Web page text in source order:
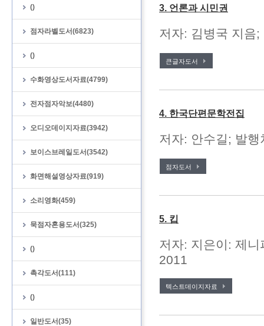
()
점자라벨도서(6823)
()
수화영상도서자료(4799)
전자점자악보(4480)
오디오데이지자료(3942)
보이스브레일도서(3542)
화면해설영상자료(919)
소리영화(459)
묵점자혼용도서(325)
()
촉각도서(111)
()
일반도서(35)
3. 언론과 시민권
저자: 김병국 지음
큰글자도서
4. 한국단편문학전집
저자: 안수길; 발
점자도서
5. 킵
저자: 지은이: 제
2011
텍스트데이지자료